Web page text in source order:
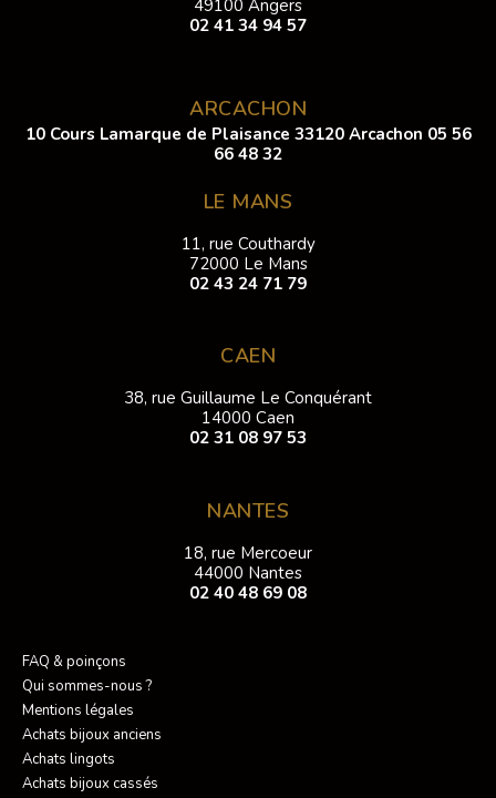
49100 Angers
02 41 34 94 57
ARCACHON
10 Cours Lamarque de Plaisance 33120 Arcachon 05 56
66 48 32
LE MANS
11, rue Couthardy
72000 Le Mans
02 43 24 71 79
CAEN
38, rue Guillaume Le Conquérant
14000 Caen
02 31 08 97 53
NANTES
18, rue Mercoeur
44000 Nantes
02 40 48 69 08
FAQ & poinçons
Qui sommes-nous ?
Mentions légales
Achats bijoux anciens
Achats lingots
Achats bijoux cassés